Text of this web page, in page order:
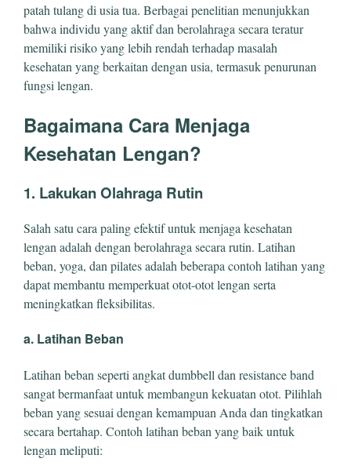
patah tulang di usia tua. Berbagai penelitian menunjukkan
bahwa individu yang aktif dan berolahraga secara teratur
memiliki risiko yang lebih rendah terhadap masalah
kesehatan yang berkaitan dengan usia, termasuk penurunan
fungsi lengan.
Bagaimana Cara Menjaga
Kesehatan Lengan?
1. Lakukan Olahraga Rutin
Salah satu cara paling efektif untuk menjaga kesehatan
lengan adalah dengan berolahraga secara rutin. Latihan
beban, yoga, dan pilates adalah beberapa contoh latihan yang
dapat membantu memperkuat otot-otot lengan serta
meningkatkan fleksibilitas.
a. Latihan Beban
Latihan beban seperti angkat dumbbell dan resistance band
sangat bermanfaat untuk membangun kekuatan otot. Pilihlah
beban yang sesuai dengan kemampuan Anda dan tingkatkan
secara bertahap. Contoh latihan beban yang baik untuk
lengan meliputi: